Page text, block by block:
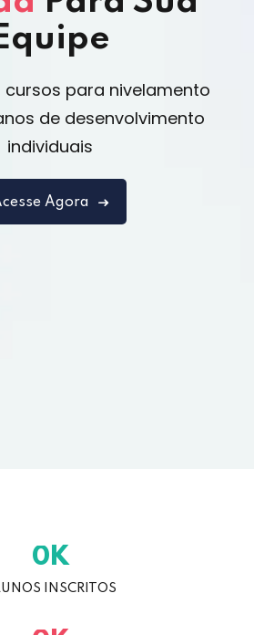
Equipe
cursos para nivelamento
de desenvolvimento
individuais
Agora
0K
INSCRITOS